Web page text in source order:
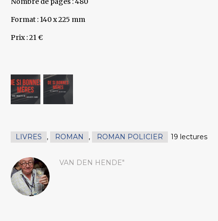
Format : 140 x 225 mm
Prix : 21 €
LIVRES , ROMAN , ROMAN POLICIER 19 lectures
VAN DEN HENDE"